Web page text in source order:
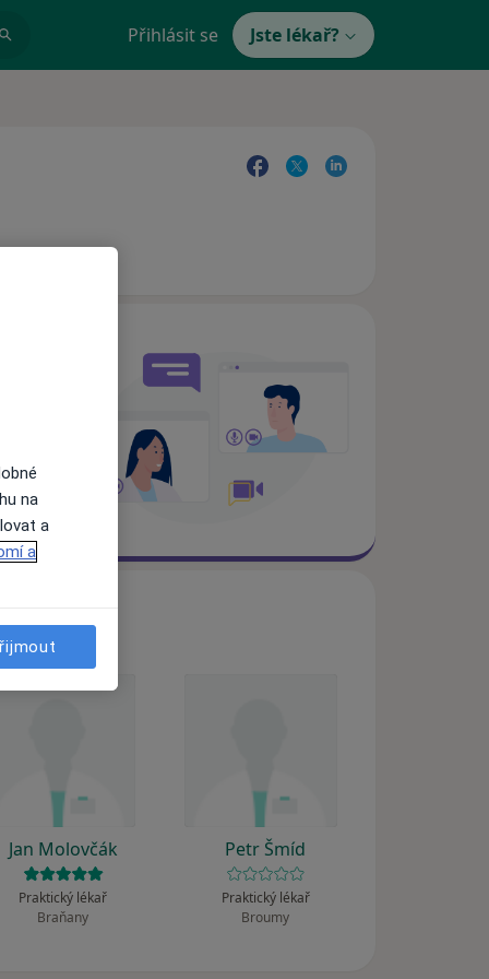
Přihlásit se Jste lékař?
Jan Molovčák
Praktický lékař
Braňany
Petr Šmíd
Praktický lékař
Broumy
na
a
a